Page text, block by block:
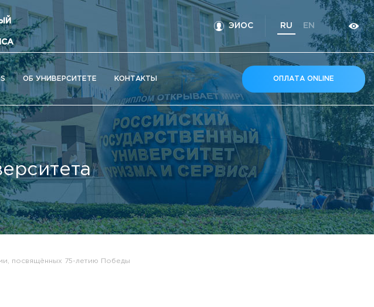
ЭИОС RU EN
ОБ УНИВЕРСИТЕТЕ КOНТАКТЫ ОПЛАТА ONLINE
посвящённых 75-летию Победы